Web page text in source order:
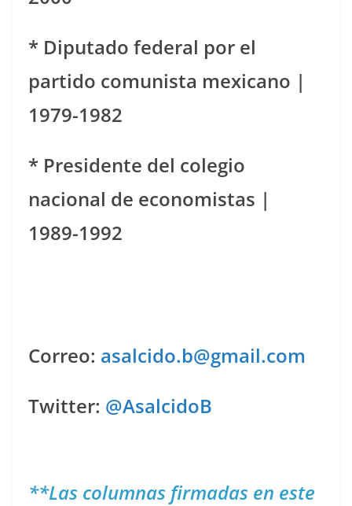
* Diputado federal por el
partido comunista mexicano |
1979-1982
* Presidente del colegio
nacional de economistas |
1989-1992
Correo: asalcido.b@gmail.com
Twitter: @AsalcidoB
**Las columnas firmadas en este